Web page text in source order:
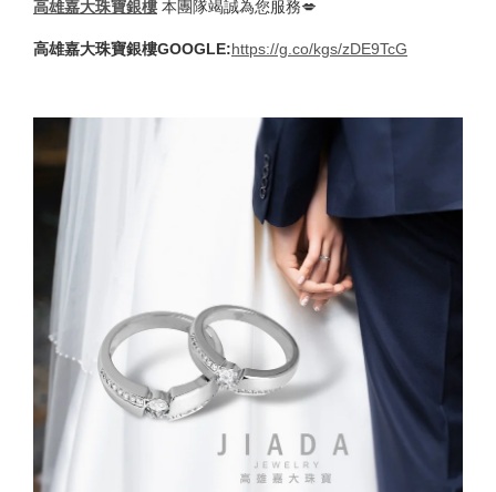
高雄嘉大珠寶銀樓 本團隊竭誠為您服務💋
高雄嘉大珠寶銀樓GOOGLE:https://g.co/kgs/zDE9TcG